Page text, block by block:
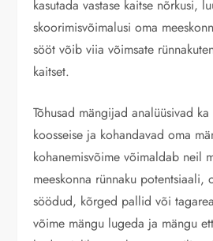
kasutada vastase kaitse nõrkusi,
skoorimisvõimalusi oma
sööt võib viia võimsate
kaitset.
Tõhusad mängijad analüüsivad ka
koosseise ja kohandavad oma
kohanemisvõime võimaldab neil
meeskonna rünnaku potentsiaali,
söödud, kõrged pallid või
võime mängu lugeda ja mängu